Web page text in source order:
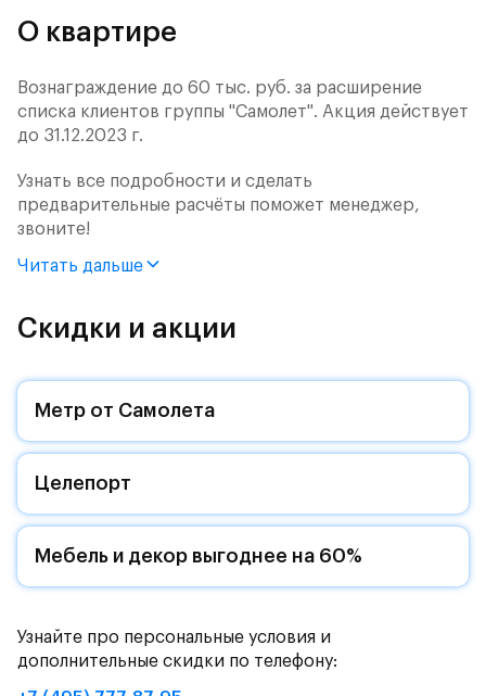
О квартире
Вознаграждение до 60 тыс. руб. за расширение
списка клиентов группы "Самолет". Акция действует
до 31.12.2023 г.
Узнать все подробности и сделать
предварительные расчёты поможет менеджер,
звоните!
Продается 3-комн. квартира с отделкой. Квартира
дома (Корпус 57, Секция 4) в ЖК «Рублевский
Квартал» от группы «Самолет».
Цена указана с учетом готовой отделки и кухни.
«Рублевский квартал» — это экологичный проект
от группы Самолет рядом с Дубковским и
Подушкинским лесами.
Он сочетает близость к природным комплексам,
престижный статус западного направления и
возможность удобно добраться до столицы.
чистовой отделкой, закрытый двор без машин —
квартал станет по-настоящему «своей»
Читать дальше
Скидки и акции
Метр от Самолета
Целепорт
Мебель и декор выгоднее на 60%
Узнайте про персональные условия и
дополнительные скидки по телефону: